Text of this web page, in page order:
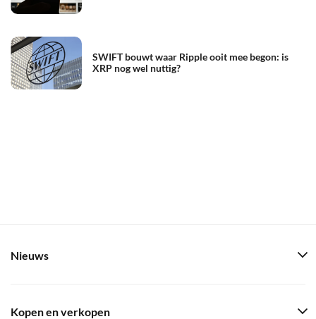
SWIFT bouwt waar Ripple ooit mee begon: is
XRP nog wel nuttig?
Nieuws
Kopen en verkopen